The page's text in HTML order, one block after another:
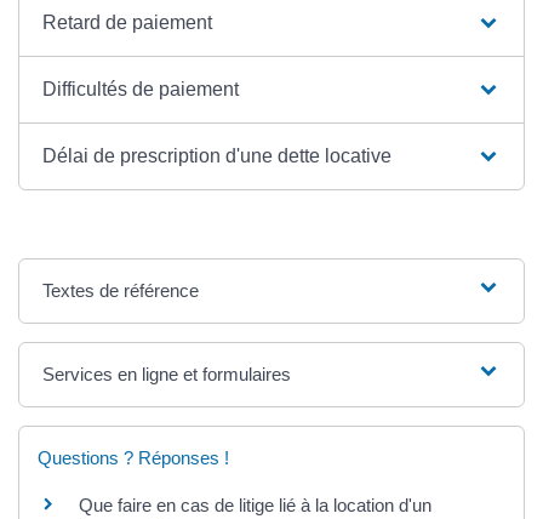
Retard de paiement
Difficultés de paiement
Délai de prescription d'une dette locative
Textes de référence
Services en ligne et formulaires
Questions ? Réponses !
Que faire en cas de litige lié à la location d'un